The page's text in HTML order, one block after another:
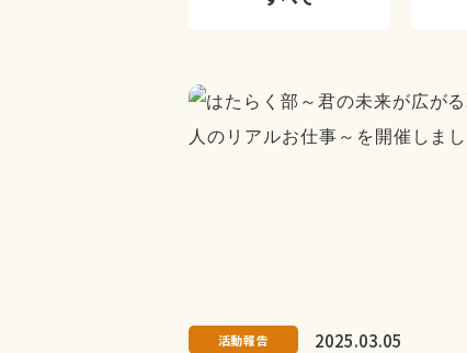
活動報告 2025.03.05